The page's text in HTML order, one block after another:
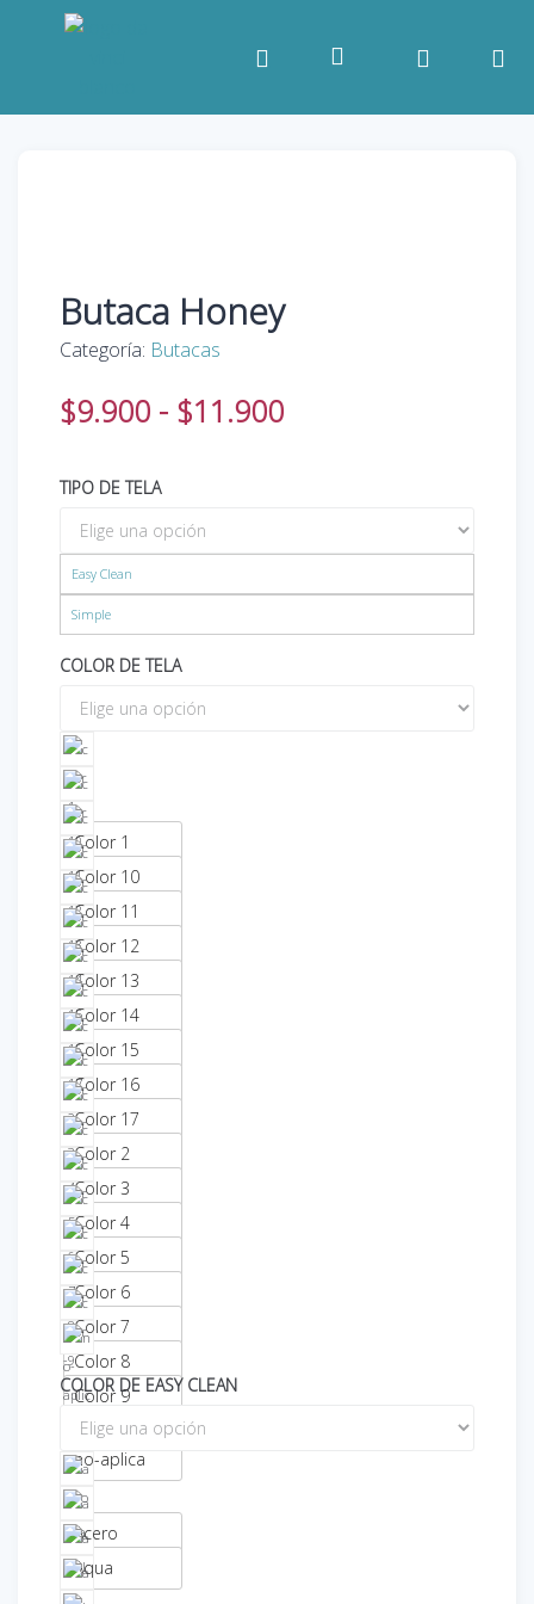
Butaca Honey
Categoría: Butacas
$9.900 - $11.900
TIPO DE TELA
Easy Clean
Simple
COLOR DE TELA
Color 1
Color 10
Color 11
Color 12
Color 13
Color 14
Color 15
Color 16
Color 17
Color 2
Color 3
Color 4
Color 5
Color 6
Color 7
Color 8
Color 9
no-aplica
COLOR DE EASY CLEAN
Acero
Aqua